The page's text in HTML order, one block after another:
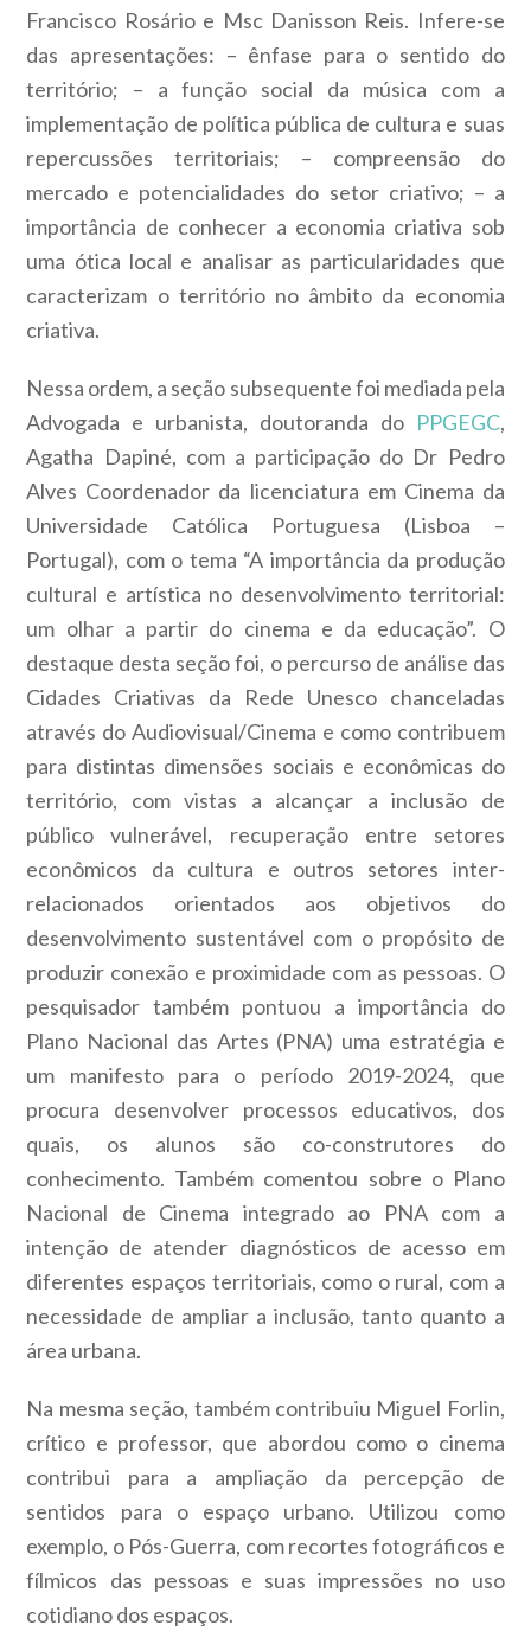
Francisco Rosário e Msc Danisson Reis. Infere-se
das apresentações: – ênfase para o sentido do
território; – a função social da música com a
implementação de política pública de cultura e suas
repercussões territoriais; – compreensão do
mercado e potencialidades do setor criativo; – a
importância de conhecer a economia criativa sob
uma ótica local e analisar as particularidades que
caracterizam o território no âmbito da economia
criativa.
Nessa ordem, a seção subsequente foi mediada pela
Advogada e urbanista, doutoranda do PPGEGC,
Agatha Dapiné, com a participação do Dr Pedro
Alves Coordenador da licenciatura em Cinema da
Universidade Católica Portuguesa (Lisboa –
Portugal), com o tema “A importância da produção
cultural e artística no desenvolvimento territorial:
um olhar a partir do cinema e da educação”. O
destaque desta seção foi, o percurso de análise das
Cidades Criativas da Rede Unesco chanceladas
através do Audiovisual/Cinema e como contribuem
para distintas dimensões sociais e econômicas do
território, com vistas a alcançar a inclusão de
público vulnerável, recuperação entre setores
econômicos da cultura e outros setores inter-
relacionados orientados aos objetivos do
desenvolvimento sustentável com o propósito de
produzir conexão e proximidade com as pessoas. O
pesquisador também pontuou a importância do
Plano Nacional das Artes (PNA) uma estratégia e
um manifesto para o período 2019-2024, que
procura desenvolver processos educativos, dos
quais, os alunos são co-construtores do
conhecimento. Também comentou sobre o Plano
Nacional de Cinema integrado ao PNA com a
intenção de atender diagnósticos de acesso em
diferentes espaços territoriais, como o rural, com a
necessidade de ampliar a inclusão, tanto quanto a
área urbana.
Na mesma seção, também contribuiu Miguel Forlin,
crítico e professor, que abordou como o cinema
contribui para a ampliação da percepção de
sentidos para o espaço urbano. Utilizou como
exemplo, o Pós-Guerra, com recortes fotográficos e
fílmicos das pessoas e suas impressões no uso
cotidiano dos espaços.